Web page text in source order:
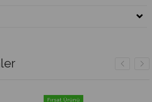
Fırsat Ürünü